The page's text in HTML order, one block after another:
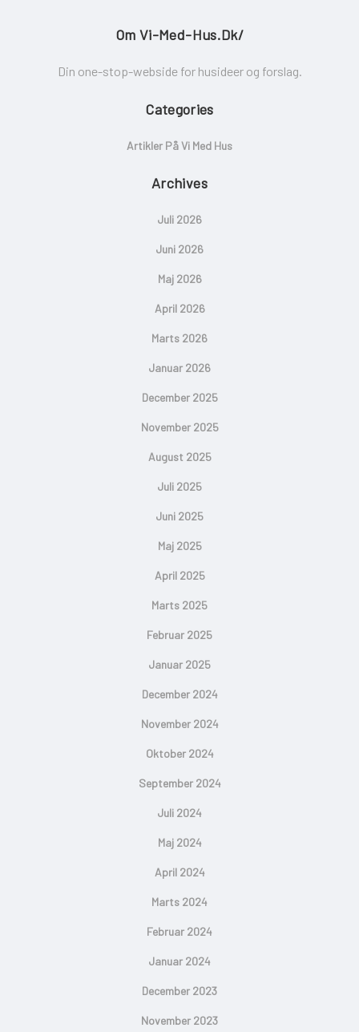
Om Vi-Med-Hus.dk/
Din one-stop-webside for husideer og forslag.
Categories
Artikler På Vi Med Hus
Archives
Juli 2026
Juni 2026
Maj 2026
April 2026
Marts 2026
Januar 2026
December 2025
November 2025
August 2025
Juli 2025
Juni 2025
Maj 2025
April 2025
Marts 2025
Februar 2025
Januar 2025
December 2024
November 2024
Oktober 2024
September 2024
Juli 2024
Maj 2024
April 2024
Marts 2024
Februar 2024
Januar 2024
December 2023
November 2023